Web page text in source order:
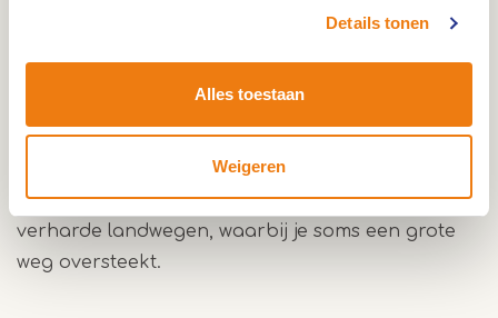
Details tonen
Alles toestaan
Weigeren
Mooie en rustige route
Willemsvaart, langs mooie boerderijen en rustige
landwegen en langs de randen van
Park De Groote Peel. Je bent veelal op rustige
verharde landwegen, waarbij je soms een grote
weg oversteekt.